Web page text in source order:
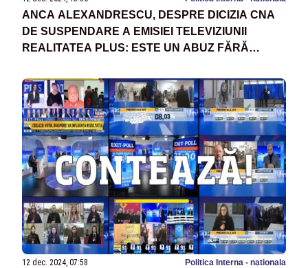
ANCA ALEXANDRESCU, DESPRE DICIZIA CNA
DE SUSPENDARE A EMISIEI TELEVIZIUNII
REALITATEA PLUS: ESTE UN ABUZ FĂRĂ
SE MAI PERPETUEZE
12 dec. 2024, 07:58 Politica Interna - nationala